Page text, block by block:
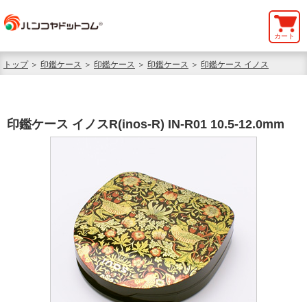
カート
トップ＞ 印鑑ケース ＞ 印鑑ケース ＞ 印鑑ケース ＞ 印鑑ケース イノス
印鑑ケース イノスR(inos-R) IN-R01 10.5-12.0mm